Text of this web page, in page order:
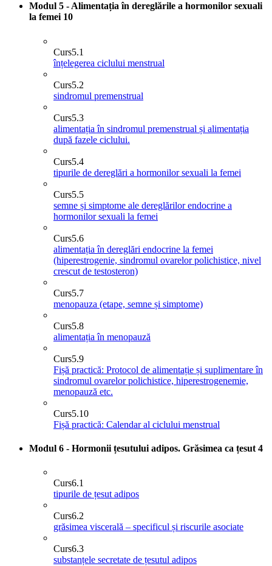
Modul 5 - Alimentația în dereglările a hormonilor sexuali
la femei 10
Curs5.1
înțelegerea ciclului menstrual
Curs5.2
sindromul premenstrual
Curs5.3
alimentația în sindromul premenstrual și alimentația
după fazele ciclului.
Curs5.4
tipurile de dereglări a hormonilor sexuali la femei
Curs5.5
semne și simptome ale dereglărilor endocrine a
hormonilor sexuali la femei
Curs5.6
alimentația în dereglări endocrine la femei
(hiperestrogenie, sindromul ovarelor polichistice, nivel
crescut de testosteron)
Curs5.7
menopauza (etape, semne și simptome)
Curs5.8
alimentația în menopauză
Curs5.9
Fișă practică: Protocol de alimentație și suplimentare în
sindromul ovarelor polichistice, hiperestrogenemie,
menopauză etc.
Curs5.10
Fișă practică: Calendar al ciclului menstrual
Modul 6 - Hormonii țesutului adipos. Grăsimea ca țesut 4
Curs6.1
tipurile de țesut adipos
Curs6.2
grăsimea viscerală – specificul și riscurile asociate
Curs6.3
substanțele secretate de țesutul adipos